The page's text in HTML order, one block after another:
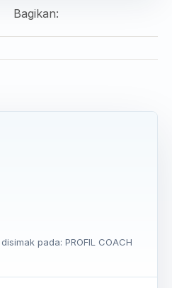
Bagikan:
pada: PROFIL COACH